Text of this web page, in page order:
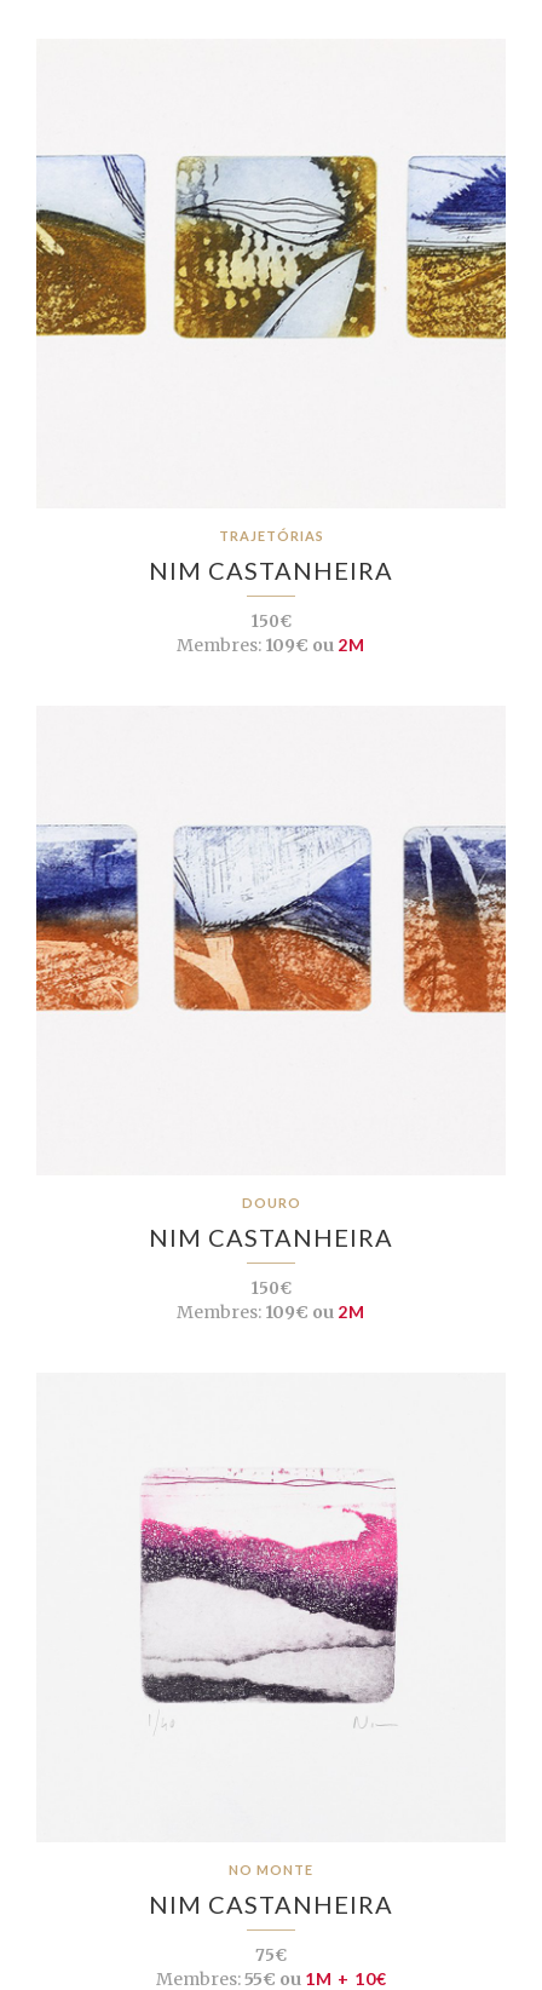
TRAJETÓRIAS
NIM CASTANHEIRA
150€
Membres: 109€ ou 2M
DOURO
NIM CASTANHEIRA
150€
Membres: 109€ ou 2M
NO MONTE
NIM CASTANHEIRA
75€
Membres:55€ ou 1M + 10€